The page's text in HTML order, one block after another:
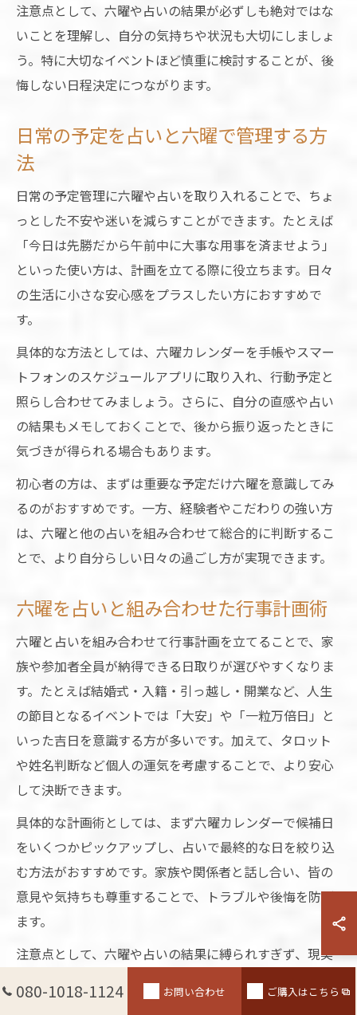
注意点として、六曜や占いの結果が必ずしも絶対ではな
いことを理解し、自分の気持ちや状況も大切にしましょ
う。特に大切なイベントほど慎重に検討することが、後
悔しない日程決定につながります。
日常の予定を占いと六曜で管理する方
法
日常の予定管理に六曜や占いを取り入れることで、ちょ
っとした不安や迷いを減らすことができます。たとえば
「今日は先勝だから午前中に大事な用事を済ませよう」
といった使い方は、計画を立てる際に役立ちます。日々
の生活に小さな安心感をプラスしたい方におすすめで
す。
具体的な方法としては、六曜カレンダーを手帳やスマー
トフォンのスケジュールアプリに取り入れ、行動予定と
照らし合わせてみましょう。さらに、自分の直感や占い
の結果もメモしておくことで、後から振り返ったときに
気づきが得られる場合もあります。
初心者の方は、まずは重要な予定だけ六曜を意識してみ
るのがおすすめです。一方、経験者やこだわりの強い方
は、六曜と他の占いを組み合わせて総合的に判断するこ
とで、より自分らしい日々の過ごし方が実現できます。
六曜を占いと組み合わせた行事計画術
六曜と占いを組み合わせて行事計画を立てることで、家
族や参加者全員が納得できる日取りが選びやすくなりま
す。たとえば結婚式・入籍・引っ越し・開業など、人生
の節目となるイベントでは「大安」や「一粒万倍日」と
いった吉日を意識する方が多いです。加えて、タロット
や姓名判断など個人の運気を考慮することで、より安心
して決断できます。
具体的な計画術としては、まず六曜カレンダーで候補日
をいくつかピックアップし、占いで最終的な日を絞り込
む方法がおすすめです。家族や関係者と話し合い、皆の
意見や気持ちも尊重することで、トラブルや後悔を防げ
ます。
注意点として、六曜や占いの結果に縛られすぎず、現実
的なスケジュールや自分たちの都合も重視しましょう。
迷った場合は、過去の事例や体験談を参考にすること
080-1018-1124 お問い合わせ ご購入はこちら